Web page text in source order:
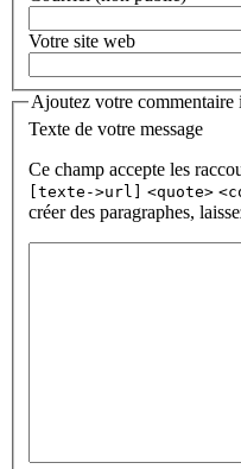
Votre site web
Ajoutez votre commentaire
Texte de votre message
Ce champ accepte les
[texte->url]
<quote>
créer des paragraphes,